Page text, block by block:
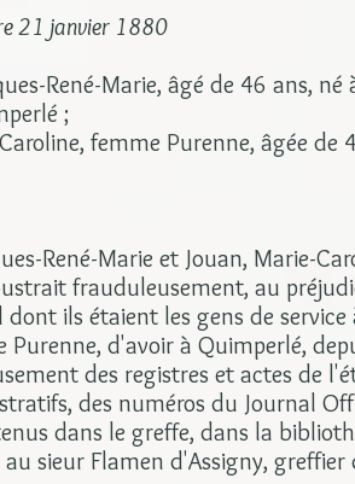
21 janvier 1880
René-Marie, âgé de 46 ans,
;
femme Purenne, âgée
René-Marie et Jouan, Marie-
frauduleusement, au
ils étaient les gens de service
Purenne, d'avoir à Quimperlé,
des registres et actes de
des numéros du Journal
dans le greffe, dans la
sieur Flamen d'Assigny,